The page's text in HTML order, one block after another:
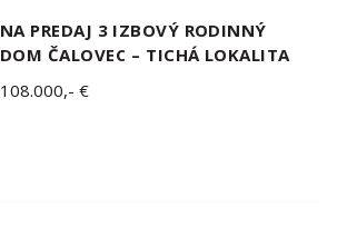
NA PREDAJ 3 IZBOVÝ RODINNÝ
DOM ČALOVEC – TICHÁ LOKALITA
108.000,- €